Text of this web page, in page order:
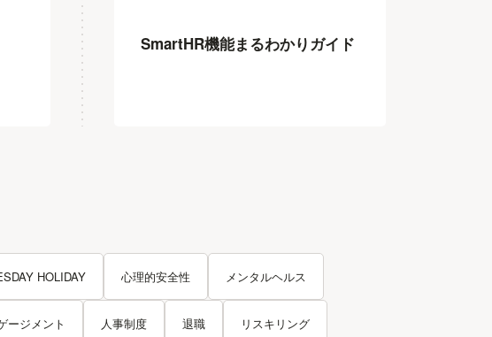
SmartHR機能まるわかりガイド
HOLIDAY 心理的安全性 メンタルヘルス
ージメント 人事制度 退職 リスキリング